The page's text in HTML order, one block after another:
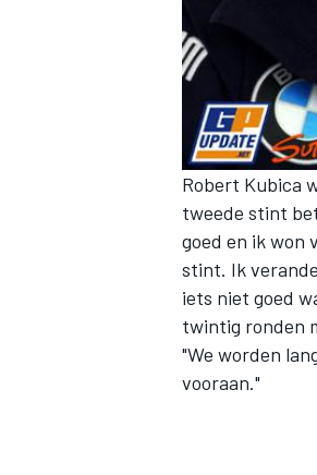
Robert Kubica
tweede stint
goed en ik won
stint. Ik
iets niet goed
twintig ronden
"We worden
vooraan."